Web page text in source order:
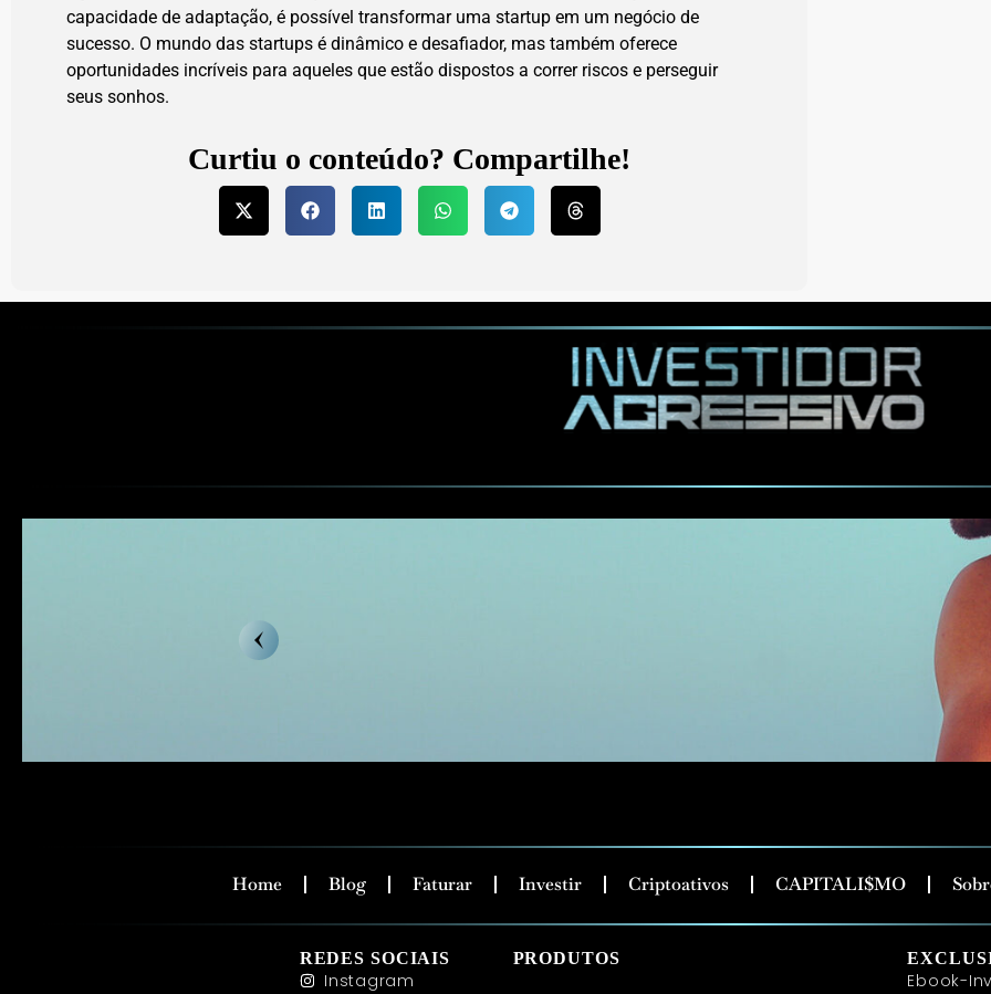
capacidade de adaptação, é possível transformar uma startup em um negócio de
sucesso. O mundo das startups é dinâmico e desafiador, mas também oferece
oportunidades incríveis para aqueles que estão dispostos a correr riscos e perseguir
seus sonhos.
Curtiu o conteúdo? Compartilhe!
Home Blog Faturar Investir Criptoativos CAPITALI$MO
REDES SOCIAIS
Instagram
PRODUTOS
Ebook-